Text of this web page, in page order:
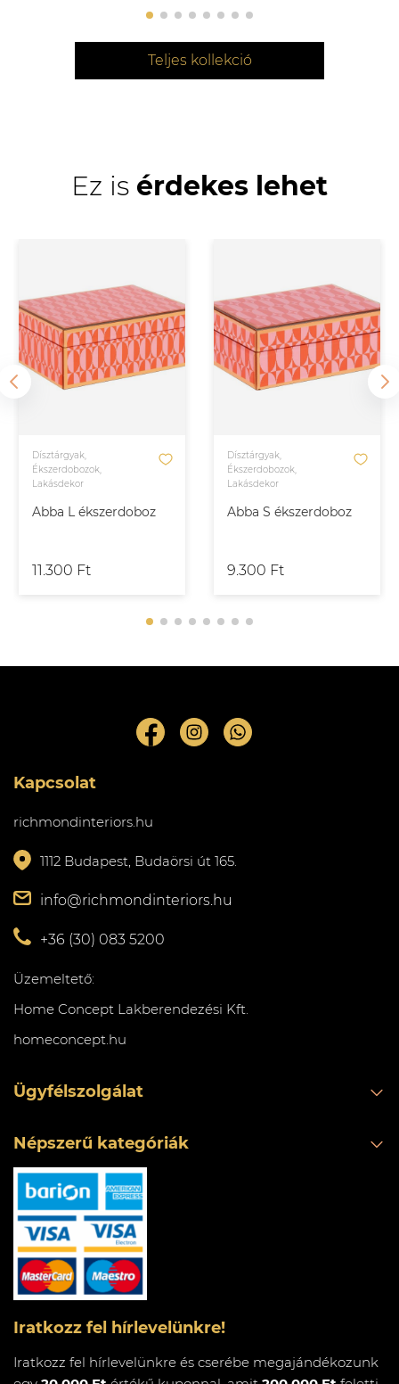
Teljes kollekció
Ez is érdekes lehet
Abba L ékszerdoboz
Dísztárgyak,
Ékszerdobozok,
Lakásdekor
11.300 Ft
Abba S ékszerdoboz
Dísztárgyak,
Ékszerdobozok,
Lakásdekor
9.300 Ft
Kapcsolat
richmondinteriors.hu
1112 Budapest, Budaörsi út 165.
info@richmondinteriors.hu
+36 (30) 083 5200
Üzemeltető:
Home Concept Lakberendezési Kft.
homeconcept.hu
Ügyfélszolgálat
Népszerű kategóriák
Iratkozz fel hírlevelünkre!
Iratkozz fel hírlevelünkre és cserébe megajándékozunk